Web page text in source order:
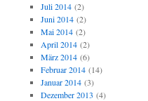
Juli 2014(2)
Juni 2014(2)
Mai 2014(2)
April 2014(2)
März 2014(6)
Februar 2014(14)
Januar 2014(3)
Dezember 2013 (4)